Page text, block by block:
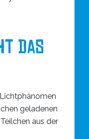
DAS
geladenen
aus der